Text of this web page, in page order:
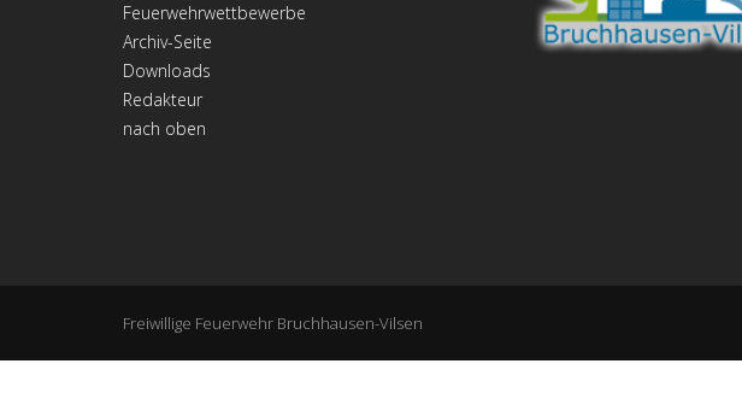
Feuerwehrwettbewerbe
Archiv-Seite
Downloads
Redakteur
nach oben
Freiwillige Feuerwehr Bruchhausen-Vilsen